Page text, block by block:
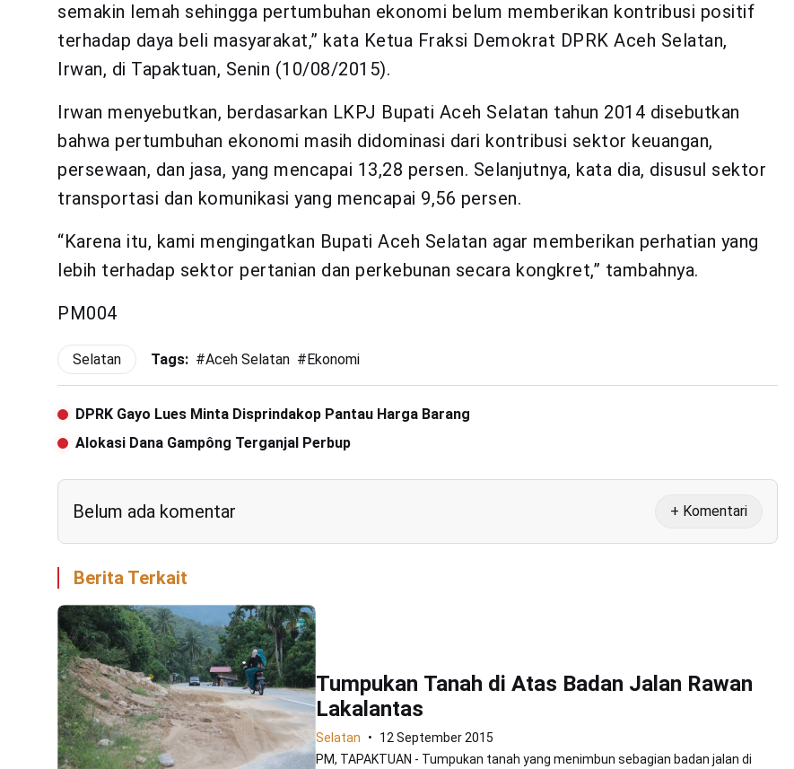
semakin lemah sehingga pertumbuhan ekonomi belum memberikan kontribusi positif
terhadap daya beli masyarakat,” kata Ketua Fraksi Demokrat DPRK Aceh Selatan,
Irwan, di Tapaktuan, Senin (10/08/2015).
Irwan menyebutkan, berdasarkan LKPJ Bupati Aceh Selatan tahun 2014 disebutkan
bahwa pertumbuhan ekonomi masih didominasi dari kontribusi sektor keuangan,
persewaan, dan jasa, yang mencapai 13,28 persen. Selanjutnya, kata dia, disusul sektor
transportasi dan komunikasi yang mencapai 9,56 persen.
“Karena itu, kami mengingatkan Bupati Aceh Selatan agar memberikan perhatian yang
lebih terhadap sektor pertanian dan perkebunan secara kongkret,” tambahnya.
PM004
Selatan Tags: #Aceh Selatan # Ekonomi
DPRK Gayo Lues Minta Disprindakop Pantau Harga Barang
Alokasi Dana Gampông Terganjal Perbup
Belum ada komentar + Komentari
Berita Terkait
Tumpukan Tanah di Atas Badan Jalan Rawan
Lakalantas
Selatan
12 September 2015
PM, TAPAKTUAN - Tumpukan tanah yang menimbun sebagian badan jalan di